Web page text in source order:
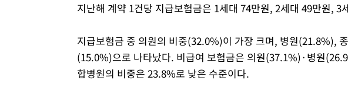
지난해 계약 1건당 지급보험금은 1세대 74만원, 2세대 49만원, 3
지급보험금 중 의원의 비중(32.0%)이 가장 크며, 병원(21.8%),
(15.0%)으로 나타났다. 비급여 보험금은 의원(37.1%)·병원
합병원의 비중은 23.8%로 낮은 수준이다.